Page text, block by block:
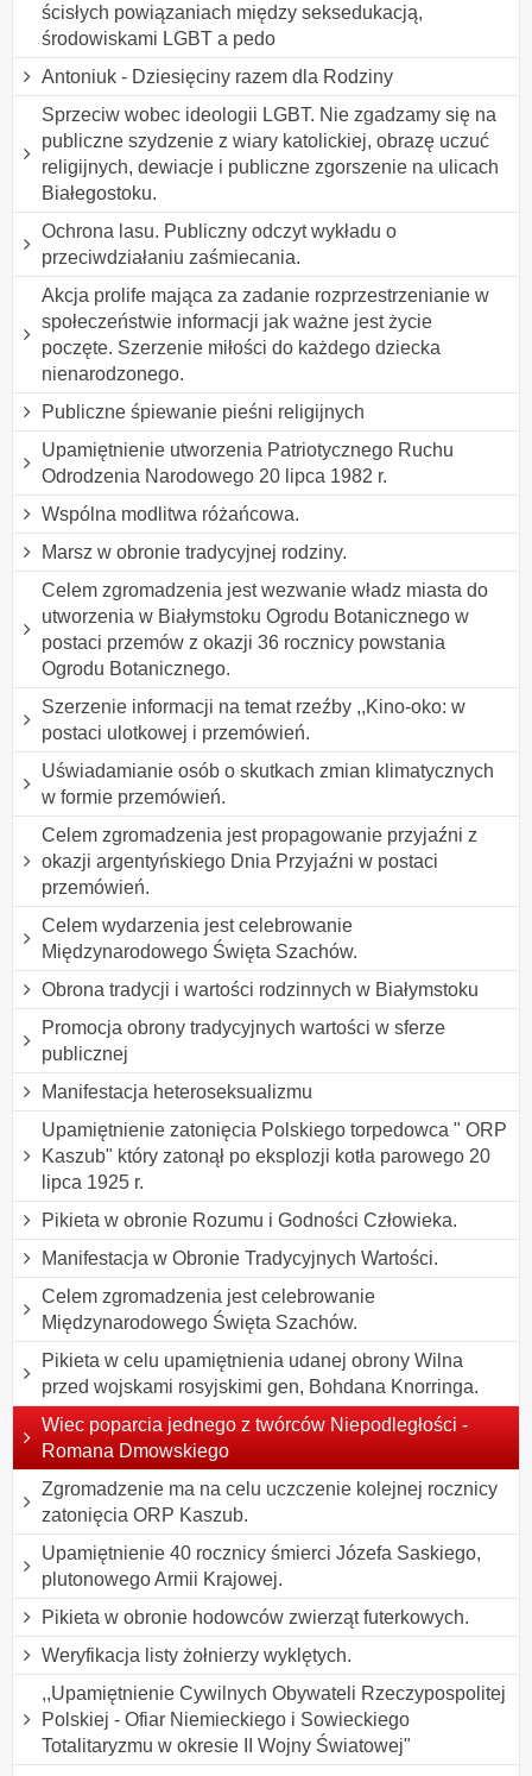
ścisłych powiązaniach między seksedukacją,
środowiskami LGBT a pedo
Antoniuk - Dziesięciny razem dla Rodziny
Sprzeciw wobec ideologii LGBT. Nie zgadzamy się na
publiczne szydzenie z wiary katolickiej, obrazę uczuć
religijnych, dewiacje i publiczne zgorszenie na ulicach
Białegostoku.
Ochrona lasu. Publiczny odczyt wykładu o
przeciwdziałaniu zaśmiecania.
Akcja prolife mająca za zadanie rozprzestrzenianie w
społeczeństwie informacji jak ważne jest życie
poczęte. Szerzenie miłości do każdego dziecka
nienarodzonego.
Publiczne śpiewanie pieśni religijnych
Upamiętnienie utworzenia Patriotycznego Ruchu
Odrodzenia Narodowego 20 lipca 1982 r.
Wspólna modlitwa różańcowa.
Marsz w obronie tradycyjnej rodziny.
Celem zgromadzenia jest wezwanie władz miasta do
utworzenia w Białymstoku Ogrodu Botanicznego w
postaci przemów z okazji 36 rocznicy powstania
Ogrodu Botanicznego.
Szerzenie informacji na temat rzeźby ,,Kino-oko: w
postaci ulotkowej i przemówień.
Uświadamianie osób o skutkach zmian klimatycznych
w formie przemówień.
Celem zgromadzenia jest propagowanie przyjaźni z
okazji argentyńskiego Dnia Przyjaźni w postaci
przemówień.
Celem wydarzenia jest celebrowanie
Międzynarodowego Święta Szachów.
Obrona tradycji i wartości rodzinnych w Białymstoku
Promocja obrony tradycyjnych wartości w sferze
publicznej
Manifestacja heteroseksualizmu
Upamiętnienie zatonięcia Polskiego torpedowca " ORP
Kaszub" który zatonął po eksplozji kotła parowego 20
lipca 1925 r.
Pikieta w obronie Rozumu i Godności Człowieka.
Manifestacja w Obronie Tradycyjnych Wartości.
Celem zgromadzenia jest celebrowanie
Międzynarodowego Święta Szachów.
Pikieta w celu upamiętnienia udanej obrony Wilna
przed wojskami rosyjskimi gen, Bohdana Knorringa.
Wiec poparcia jednego z twórców Niepodległości -
Romana Dmowskiego
Zgromadzenie ma na celu uczczenie kolejnej rocznicy
zatonięcia ORP Kaszub.
Upamiętnienie 40 rocznicy śmierci Józefa Saskiego,
plutonowego Armii Krajowej.
Pikieta w obronie hodowców zwierząt futerkowych.
Weryfikacja listy żołnierzy wyklętych.
,,Upamiętnienie Cywilnych Obywateli Rzeczypospolitej
Polskiej - Ofiar Niemieckiego i Sowieckiego
Totalitaryzmu w okresie II Wojny Światowej"